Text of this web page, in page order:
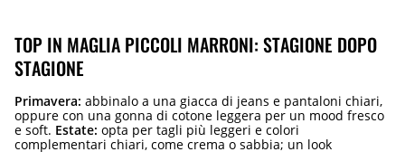
TOP IN MAGLIA PICCOLI MARRONI: STAGIONE DOPO
STAGIONE
Primavera: abbinalo a una giacca di jeans e pantaloni chiari,
oppure con una gonna di cotone leggera per un mood fresco
e soft. Estate: opta per tagli più leggeri e colori
complementari chiari, come crema o sabbia; un look